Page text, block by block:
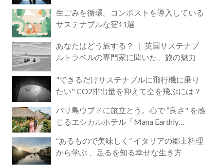
生ごみを循環。コンポストを導入している
サステナブルな宿11選
あなたはどう旅する？ ｜ 英国サステナブ
ルトラベルの専門家に聞いた、旅の魅力
"できるだけサステナブルに飛行機に乗り
たい" CO2排出量を抑えて空を飛ぶには？
バリ島ウブドに旅立とう。心で ”良さ" を感
じるエシカルホテル「Mana Earthly
“あるもので美味しく” イタリアの郷土料理
から学ぶ 、足るを知る幸せな生き方